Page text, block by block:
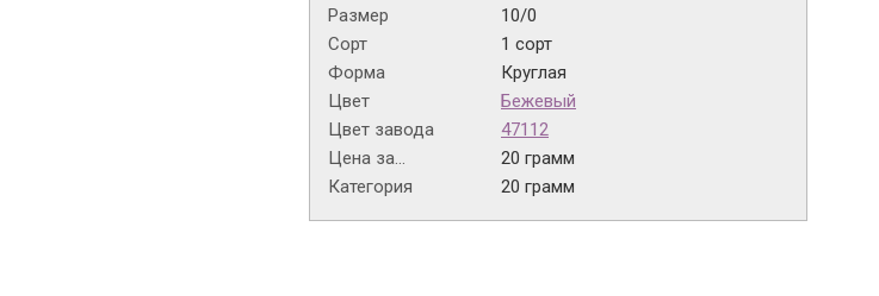
Размер
10/0
Сорт
1 сорт
Форма
Круглая
Цвет
Бежевый
Цвет завода
47112
Цена за...
20 грамм
Категория
20 грамм